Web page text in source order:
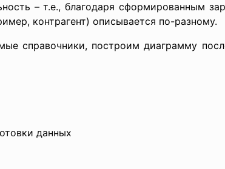
– т.е., благодаря сформированным
контрагент) описывается по-разному.
справочники, построим диаграмму
данных